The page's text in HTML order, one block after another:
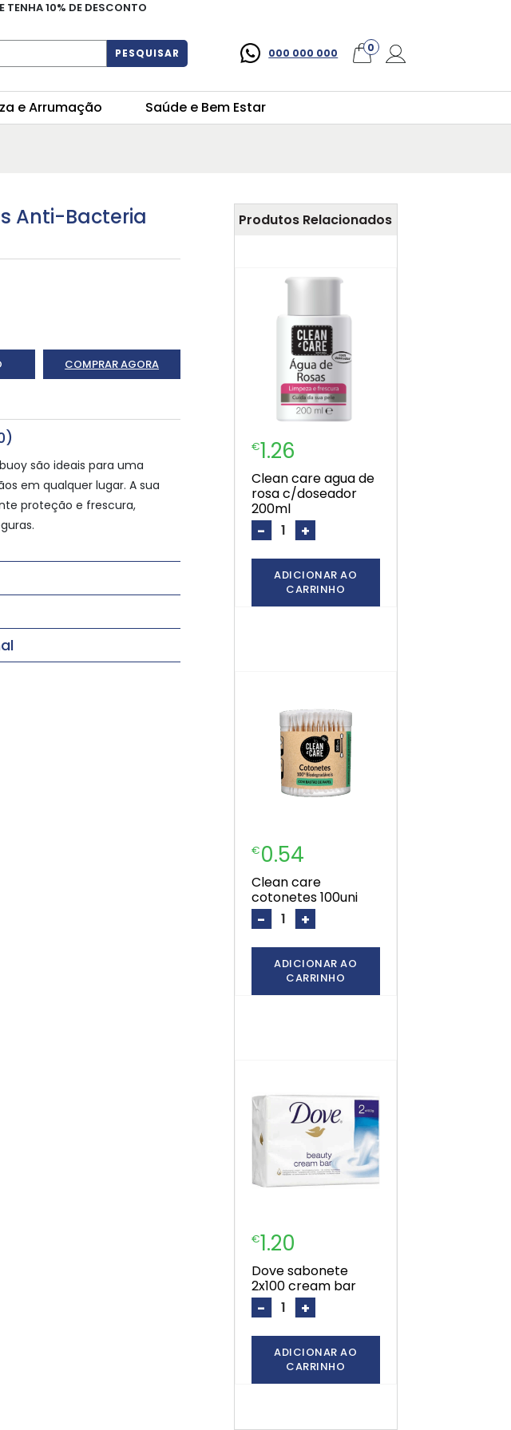
TENHA 10% DE DESCONTO
PESQUISAR 000 000 000 0
e Arrumação Saúde e Bem Estar
Anti-Bacteria
COMPRAR AGORA
são ideais para uma
em qualquer lugar. A sua
proteção e frescura,
Produtos Relacionados
€1.26
clean care agua de
rosa c/doseador
200ml
- +
ADICIONAR AO
CARRINHO
€0.54
clean care
cotonetes 100uni
- +
ADICIONAR AO
CARRINHO
€1.20
dove sabonete
2x100 cream bar
- +
ADICIONAR AO
CARRINHO